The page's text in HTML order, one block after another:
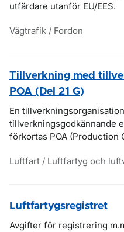
utfärdare utanför EU/EES.
Vägtrafik / Fordon
Tillverkning med
POA (Del 21 G)
En
tillverkningsgodkännande
förkortas POA (Production
Luftfart / Luftfartyg och
Luftfartygsregistret
Avgifter för registrering